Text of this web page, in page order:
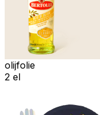
olijfolie
2 el